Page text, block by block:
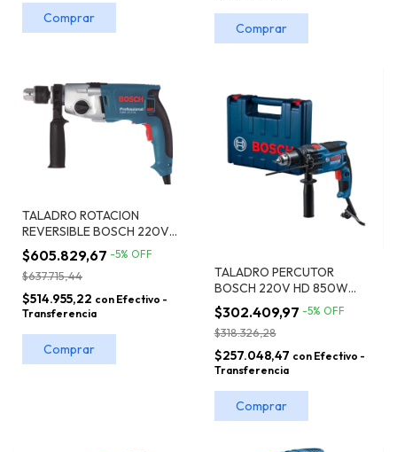
TALADRO ROTACION
REVERSIBLE BOSCH 220V
HD 800W GBM 16-2 RE
$605.829,67 -5% OFF
$637.715,44
$514.955,22 con Efectivo -
Transferencia
TALADRO PERCUTOR
BOSCH 220V HD 850W
GSB 16 RE REVERSIBLE +
MALETÍN
$302.409,97 -5% OFF
$318.326,28
$257.048,47 con Efectivo -
Transferencia